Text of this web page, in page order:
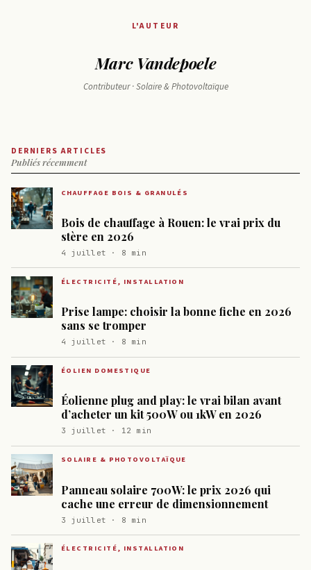
L'AUTEUR
Marc Vandepoele
Contributeur · Solaire & Photovoltaïque
DERNIERS ARTICLES
Publiés récemment
CHAUFFAGE BOIS & GRANULÉS
Bois de chauffage à Rouen: le vrai prix du
stère en 2026
4 juillet · 8 min
ÉLECTRICITÉ, INSTALLATION
Prise lampe: choisir la bonne fiche en 2026
sans se tromper
4 juillet · 8 min
ÉOLIEN DOMESTIQUE
Éolienne plug and play: le vrai bilan avant
d’acheter un kit 500W ou 1kW en 2026
3 juillet · 12 min
SOLAIRE & PHOTOVOLTAÏQUE
Panneau solaire 700W: le prix 2026 qui
cache une erreur de dimensionnement
3 juillet · 8 min
ÉLECTRICITÉ, INSTALLATION